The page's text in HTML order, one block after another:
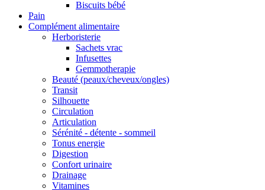
Biscuits bébé
Pain
Complément alimentaire
Herboristerie
Sachets vrac
Infusettes
Gemmotherapie
Beauté (peaux/cheveux/ongles)
Transit
Silhouette
Circulation
Articulation
Sérénité - détente - sommeil
Tonus energie
Digestion
Confort urinaire
Drainage
Vitamines